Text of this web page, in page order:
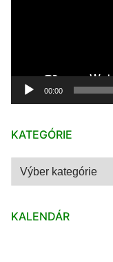
00:00
KATEGÓRIE
Kategórie
KALENDÁR